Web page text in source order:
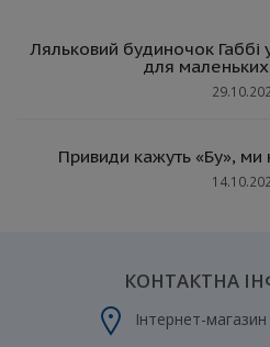
Ляльковий будиночок Габбі
для
Привиди кажуть «Бу»,
КОНТАКТНА
Інтернет-